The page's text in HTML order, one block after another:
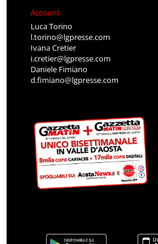
Account
Luca Torino
l.torino@lgpresse.com
Ivana Cretier
i.cretier@lgpresse.com
Daniele Fimiano
d.fimiano@lgpresse.com